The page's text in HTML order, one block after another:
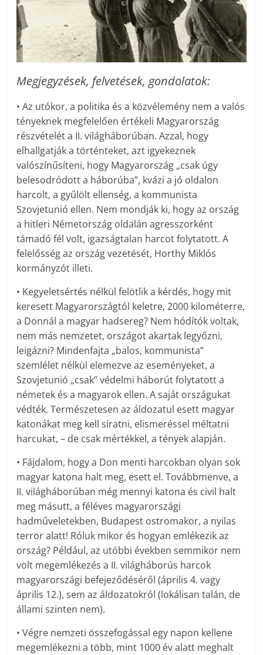
Megjegyzések, felvetések, gondolatok:
• Az utókor, a politika és a közvélemény nem a valós
tényeknek megfelelően értékeli Magyarország
részvételét a II. világháborúban. Azzal, hogy
elhallgatják a történteket, azt igyekeznek
valószínűsíteni, hogy Magyarország „csak úgy
belesodródott a háborúba”, kvázi a jó oldalon
harcolt, a gyűlölt ellenség, a kommunista
Szovjetunió ellen. Nem mondják ki, hogy az ország
a hitleri Németország oldalán agresszorként
támadó fél volt, igazságtalan harcot folytatott. A
felelősség az ország vezetését, Horthy Miklós
kormányzót illeti.
• Kegyeletsértés nélkül felötlik a kérdés, hogy mit
keresett Magyarországtól keletre, 2000 kilométerre,
a Donnál a magyar hadsereg? Nem hódítók voltak,
nem más nemzetet, országot akartak legyőzni,
leigázni? Mindenfajta „balos, kommunista”
szemlélet nélkül elemezve az eseményeket, a
Szovjetunió „csak” védelmi háborút folytatott a
németek és a magyarok ellen. A saját országukat
védték. Természetesen az áldozatul esett magyar
katonákat meg kell siratni, elismeréssel méltatni
harcukat, – de csak mértékkel, a tények alapján.
• Fájdalom, hogy a Don menti harcokban olyan sok
magyar katona halt meg, esett el. Továbbmenve, a
II. világháborúban még mennyi katona és civil halt
meg másutt, a féléves magyarországi
hadműveletekben, Budapest ostromakor, a nyilas
terror alatt! Róluk mikor és hogyan emlékezik az
ország? Például, az utóbbi években semmikor nem
volt megemlékezés a II. világháborús harcok
magyarországi befejeződéséről (április 4. vagy
április 12.), sem az áldozatokról (lokálisan talán, de
állami szinten nem).
• Végre nemzeti összefogással egy napon kellene
megemlékezni a több, mint 1000 év alatt meghalt